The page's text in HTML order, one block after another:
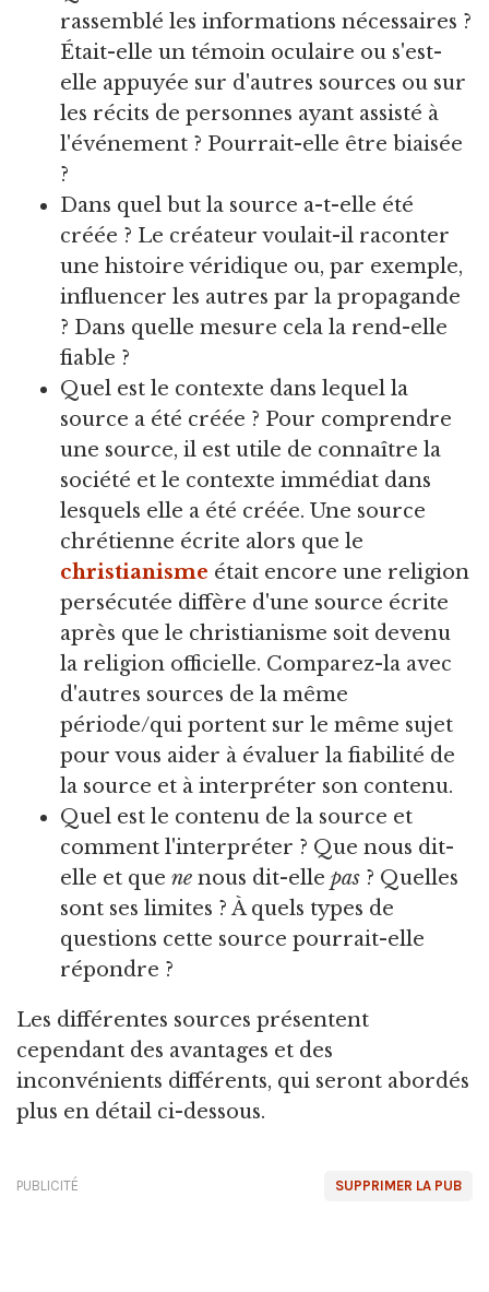
rassemblé les informations nécessaires ?
Était-elle un témoin oculaire ou s'est-
elle appuyée sur d'autres sources ou sur
les récits de personnes ayant assisté à
l'événement ? Pourrait-elle être biaisée
?
Dans quel but la source a-t-elle été
créée ? Le créateur voulait-il raconter
une histoire véridique ou, par exemple,
influencer les autres par la propagande
? Dans quelle mesure cela la rend-elle
fiable ?
Quel est le contexte dans lequel la
source a été créée ? Pour comprendre
une source, il est utile de connaître la
société et le contexte immédiat dans
lesquels elle a été créée. Une source
chrétienne écrite alors que le
christianisme était encore une religion
persécutée diffère d'une source écrite
après que le christianisme soit devenu
la religion officielle. Comparez-la avec
d'autres sources de la même
période/qui portent sur le même sujet
pour vous aider à évaluer la fiabilité de
la source et à interpréter son contenu.
Quel est le contenu de la source et
comment l'interpréter ? Que nous dit-
elle et que ne nous dit-elle pas ? Quelles
sont ses limites ? À quels types de
questions cette source pourrait-elle
répondre ?
Les différentes sources présentent
cependant des avantages et des
inconvénients différents, qui seront abordés
plus en détail ci-dessous.
SUPPRIMER LA PUB
PUBLICITÉ